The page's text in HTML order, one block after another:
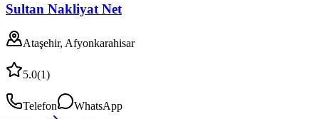
Sultan Nakliyat Net
Ataşehir, Afyonkarahisar
5.0(1)
Telefon
WhatsApp